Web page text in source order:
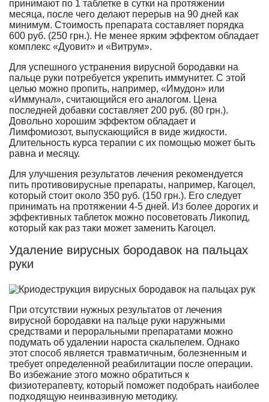
принимают по 1 таблетке в сутки на протяжении
месяца, после чего делают перерыв на 90 дней как
минимум. Стоимость препарата составляет порядка
600 руб. (250 грн.). Не менее ярким эффектом обладает
комплекс «Дуовит» и «Витрум».
Для успешного устранения вирусной бородавки на
пальце руки потребуется укрепить иммунитет. С этой
целью можно пропить, например, «Имудон» или
«Иммунал», считающийся его аналогом. Цена
последней добавки составляет 200 руб. (80 грн.).
Довольно хорошим эффектом обладает и
Лимфомиозот, выпускающийся в виде жидкости.
Длительность курса терапии с их помощью может быть
равна и месяцу.
Для улучшения результатов лечения рекомендуется
пить противовирусные препараты, например, Кагоцел,
который стоит около 350 руб. (150 грн.). Его следует
принимать на протяжении 4-5 дней. Из более дорогих и
эффективных таблеток можно посоветовать Ликопид,
который как раз таки может заменить Кагоцел.
Удаление вирусных бородавок на пальцах
руки
При отсутствии нужных результатов от лечения
вирусной бородавки на пальце руки наружными
средствами и пероральными препаратами можно
подумать об удалении нароста скальпелем. Однако
этот способ является травматичным, болезненным и
требует определенной реабилитации после операции.
Во избежание этого можно обратиться к
физиотерапевту, который поможет подобрать наиболее
подходящую неинвазивную методику.